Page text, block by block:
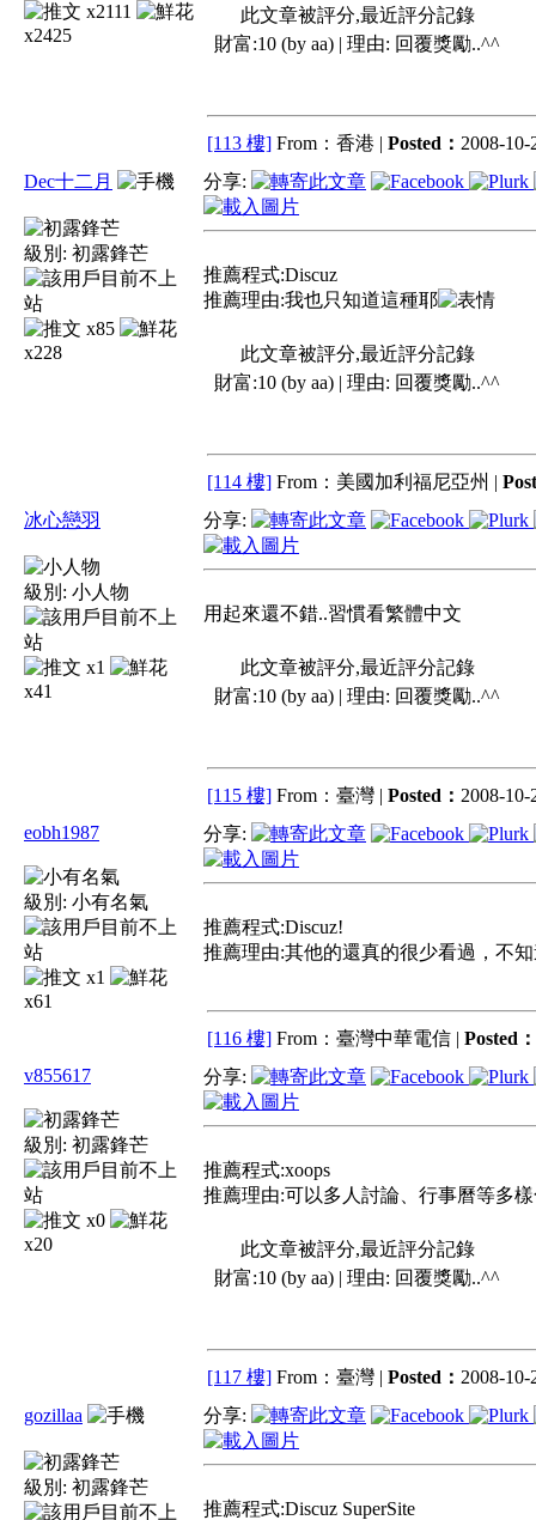
x2111
x2425
此文章被評分,最近評分記錄
財富:10 (by aa) | 理由: 回覆獎勵..^^
[113 樓] From：香港 | Posted： 2008-10-
Dec十二月
級別: 初露鋒芒
x85
x228
分享:
推薦程式:Discuz
推薦理由:我也只知道這種耶
此文章被評分,最近評分記錄
財富:10 (by aa) | 理由: 回覆獎勵..^^
[114 樓] From：美國加利福尼亞州 |
冰心戀羽
級別: 小人物
x1
x41
分享:
用起來還不錯..習慣看繁體中文
此文章被評分,最近評分記錄
財富:10 (by aa) | 理由: 回覆獎勵..^^
[115 樓] From：臺灣 | Posted： 2008-10-
eobh1987
級別: 小有名氣
x1
x61
分享:
推薦程式:Discuz!
推薦理由:其他的還真的很少看過，不
[116 樓] From：臺灣中華電信 | Posted：
v855617
級別: 初露鋒芒
x0
x20
分享:
推薦程式:xoops
推薦理由:可以多人討論、行事曆等多
此文章被評分,最近評分記錄
財富:10 (by aa) | 理由: 回覆獎勵..^^
[117 樓] From：臺灣 | Posted： 2008-10-
gozillaa
級別: 初露鋒芒
分享:
推薦程式:Discuz SuperSite